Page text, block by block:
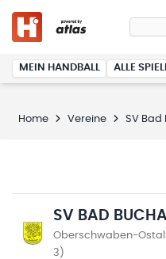
MEIN HANDBALL ALLE
Home Vereine SV Bad
SV BAD
Oberschwaben-
3)